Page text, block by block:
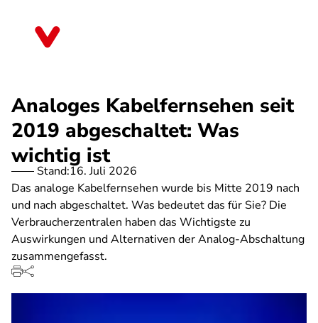
Analoges Kabelfernsehen seit
2019 abgeschaltet: Was
wichtig ist
Stand:16. Juli 2026
Das analoge Kabelfernsehen wurde bis Mitte 2019 nach
und nach abgeschaltet. Was bedeutet das für Sie? Die
Verbraucherzentralen haben das Wichtigste zu
Auswirkungen und Alternativen der Analog-Abschaltung
zusammengefasst.